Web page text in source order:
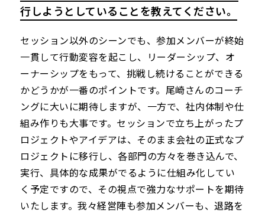
行しようとしていることを教えてください。
セッション以外のシーンでも、参加メンバーが終始
一貫して行動変容を起こし、リーダーシップ、オ
ーナーシップをもって、挑戦し続けることができる
かどうかが一番のポイントです。尾崎さんのコーチ
ングに大いに期待しますが、一方で、社内体制や仕
組み作りも大事です。セッションで立ち上がったプ
ロジェクトやアイデアは、そのまま会社の正式なプ
ロジェクトに移行し、各部門の方々を巻き込んで、
実行、具体的な成果がでるように仕組み化してい
く予定ですので、その視点で強力なサポートを期待
いたします。我々経営陣も参加メンバーも、退路を